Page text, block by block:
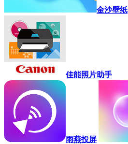
金沙壁纸
佳能照片助手
雨燕投屏